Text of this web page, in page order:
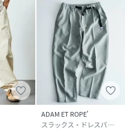
ADAM ET ROPE'
スラックス・ドレスパンツ